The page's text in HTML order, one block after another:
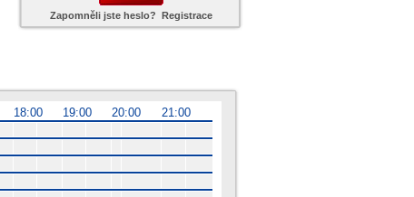
Zapomněli jste heslo? Registrace
18:00 19:00 20:00
21:00